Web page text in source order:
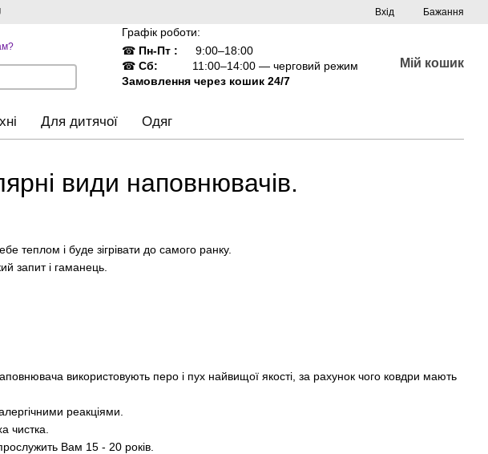
Вхід Бажання
Графік роботи:
☎ Пн-Пт :
9:00–18:00
☎Сб:
11:00–14:00 — черговий режим
Замовлення через кошик 24/7
Мій кошик
Для дитячої Одяг
види наповнювачів.
теплом і буде зігрівати до самого ранку.
запит і гаманець.
використовують перо і пух найвищої якості, за рахунок чого ковдри мають
реакціями.
чистка.
Вам 15 - 20 років.